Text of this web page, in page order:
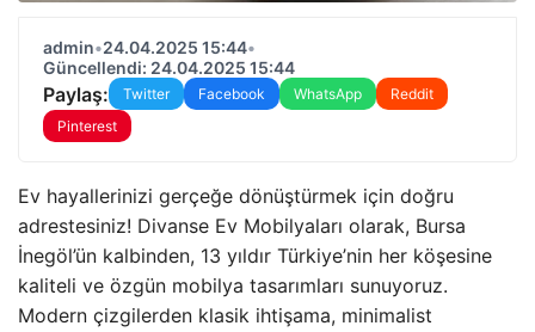
admin•24.04.2025 15:44•
Güncellendi: 24.04.2025 15:44
Paylaş: Twitter Facebook WhatsApp
Reddit
Pinterest
Ev hayallerinizi gerçeğe dönüştürmek için doğru
adrestesiniz! Divanse Ev Mobilyaları olarak, Bursa
İnegöl’ün kalbinden, 13 yıldır Türkiye’nin her köşesine
kaliteli ve özgün mobilya tasarımları sunuyoruz.
Modern çizgilerden klasik ihtişama, minimalist